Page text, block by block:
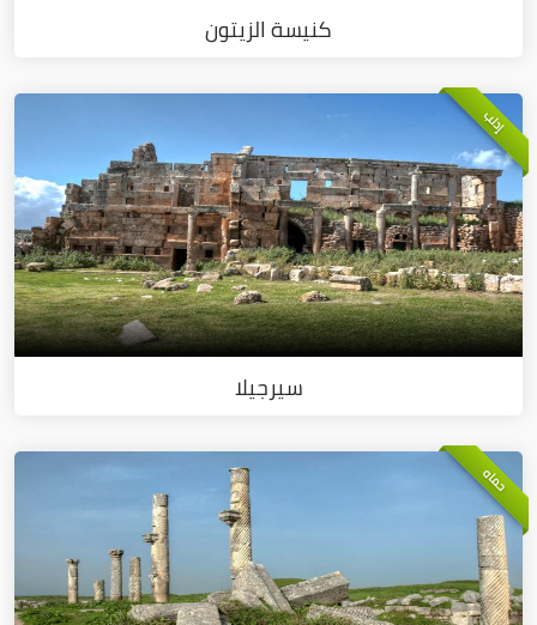
كنيسة الزيتون
إدلب
سيرجيلا
حماه